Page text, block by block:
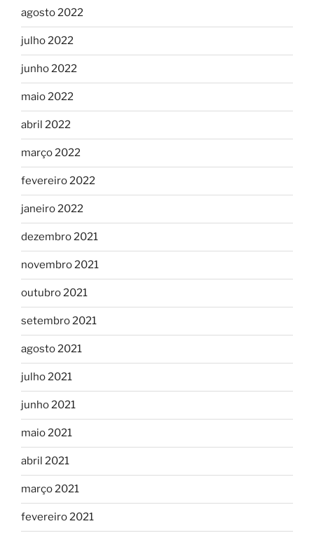
agosto 2022
julho 2022
junho 2022
maio 2022
abril 2022
março 2022
fevereiro 2022
janeiro 2022
dezembro 2021
novembro 2021
outubro 2021
setembro 2021
agosto 2021
julho 2021
junho 2021
maio 2021
abril 2021
março 2021
fevereiro 2021